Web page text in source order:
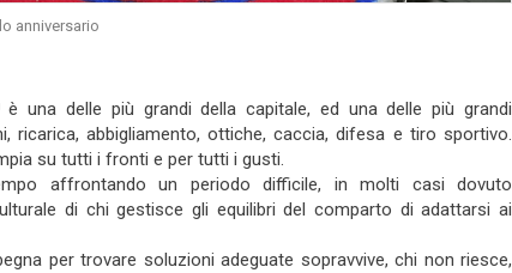
anniversario
is external)
è una delle più grandi della capitale, ed una delle più grandi
ricarica, abbigliamento, ottiche, caccia, difesa e tiro sportivo.
su tutti i fronti e per tutti i gusti.
affrontando un periodo difficile, in molti casi dovuto
di chi gestisce gli equilibri del comparto di adattarsi ai
per trovare soluzioni adeguate sopravvive, chi non riesce,